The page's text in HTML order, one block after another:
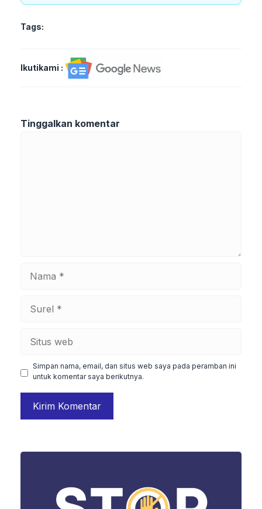
Tags:
Ikutikami :
Tinggalkan komentar
Simpan nama, email, dan situs web saya pada peramban ini
untuk komentar saya berikutnya.